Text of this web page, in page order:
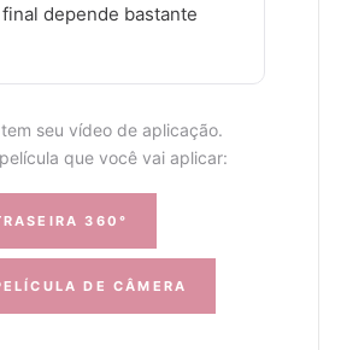
depende bastante
seu vídeo de aplicação.
que você vai aplicar:
360°
DE CÂMERA